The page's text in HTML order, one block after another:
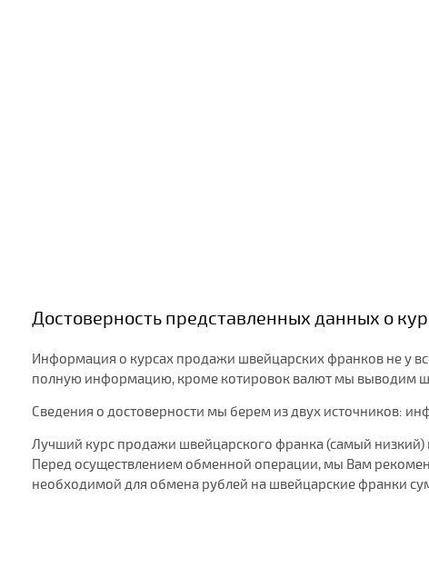
Достоверность представленных данных о
Информация о курсах продажи швейцарских франков не у
полную информацию, кроме котировок валют мы выводим
Сведения о достоверности мы берем из двух источников:
Лучший курс продажи швейцарского франка (самый
Перед осуществлением обменной операции, мы Вам
необходимой для обмена рублей на швейцарские франки